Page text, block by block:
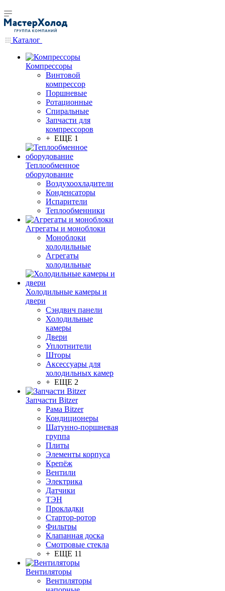
Каталог
Компрессоры
Винтовой
компрессор
Поршневые
Ротационные
Спиральные
Запчасти для
компрессоров
+ ЕЩЕ 1
Теплообменное
оборудование
Воздухоохладители
Конденсаторы
Испарители
Теплообменники
Агрегаты и моноблоки
Моноблоки
холодильные
Агрегаты
холодильные
Холодильные камеры и
двери
Сэндвич панели
Холодильные
камеры
Двери
Уплотнители
Шторы
Аксессуары для
холодильных камер
+ ЕЩЕ 2
Запчасти Bitzer
Рама Bitzer
Кондиционеры
Шатунно-поршневая
группа
Плиты
Элементы корпуса
Крепёж
Вентили
Электрика
Датчики
ТЭН
Прокладки
Стартор-ротор
Фильтры
Клапанная доска
Смотровые стекла
+ ЕЩЕ 11
Вентиляторы
Вентиляторы